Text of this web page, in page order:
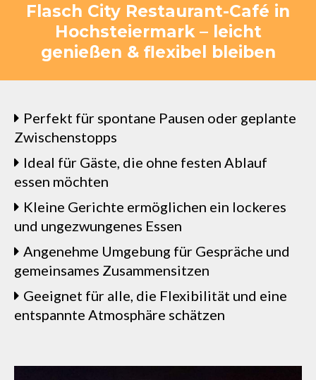
Flasch City Restaurant-Café in
Hochsteiermark – leicht
genießen & flexibel bleiben
Perfekt für spontane Pausen oder geplante
Zwischenstopps
Ideal für Gäste, die ohne festen Ablauf
essen möchten
Kleine Gerichte ermöglichen ein lockeres
und ungezwungenes Essen
Angenehme Umgebung für Gespräche und
gemeinsames Zusammensitzen
Geeignet für alle, die Flexibilität und eine
entspannte Atmosphäre schätzen